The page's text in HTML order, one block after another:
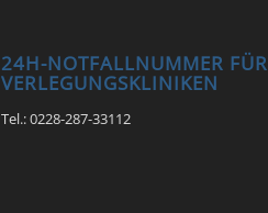
24H-NOTFALLNUMMER FÜR
VERLEGUNGSKLINIKEN
Tel.: 0228-287-33112